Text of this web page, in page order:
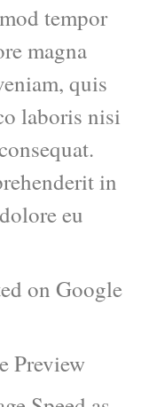
tempor
magna
quis
laboris nisi
in
eu
on Google
Preview